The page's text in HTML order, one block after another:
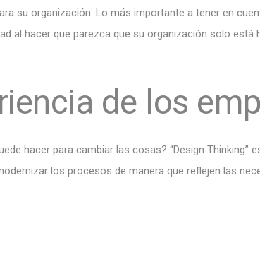
su organización. Lo más importante a tener en
al hacer que parezca que su organización solo
de los
hacer para cambiar las cosas? “Design
los procesos de manera que reflejen las